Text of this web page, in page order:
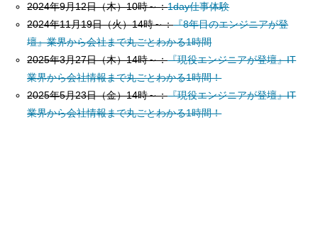
2024年9月12日（木）10時～：1day仕事体験
2024年11月19日（火）14時～：『8年目のエンジニアが登
壇』業界から会社まで丸ごとわかる1時間
2025年3月27日（木）14時～：『現役エンジニアが登壇』IT
業界から会社情報まで丸ごとわかる1時間！
2025年5月23日（金）14時～：『現役エンジニアが登壇』IT
業界から会社情報まで丸ごとわかる1時間！